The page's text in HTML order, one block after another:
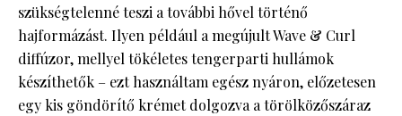
szükségtelenné teszi a további hővel történő
hajformázást. Ilyen például a megújult Wave & Curl
diffúzor, mellyel tökéletes tengerparti hullámok
készíthetők – ezt használtam egész nyáron, előzetesen
egy kis göndörítő krémet dolgozva a törölközőszáraz